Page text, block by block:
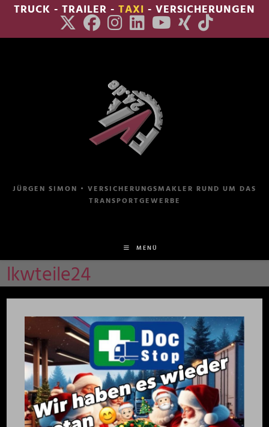
Zum
springen
TRUCK - TRAILER - TAXI - VERSICHERUNGEN
JÜRGEN SIMON • VERSICHERUNGSMAKLER RUND UM DAS
TRANSPORTGEWERBE
MENÜ
lkwteile24